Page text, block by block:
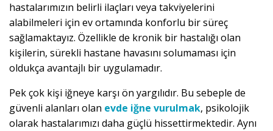
hastalarımızın belirli ilaçları veya takviyelerini
alabilmeleri için ev ortamında konforlu bir süreç
sağlamaktayız. Özellikle de kronik bir hastalığı olan
kişilerin, sürekli hastane havasını solumaması için
oldukça avantajlı bir uygulamadır.
Pek çok kişi iğneye karşı ön yargılıdır. Bu sebeple de
güvenli alanları olan evde iğne vurulmak, psikolojik
olarak hastalarımızı daha güçlü hissettirmektedir. Aynı